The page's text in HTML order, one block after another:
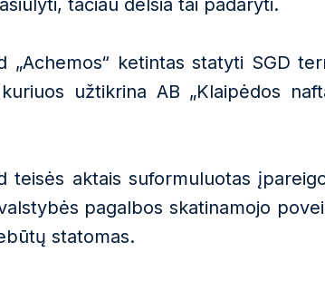
tačiau delsia tai padaryti.
„Achemos“ ketintas statyti SGD
užtikrina AB „Klaipėdos
teisės aktais suformuluotas
pagalbos skatinamojo
statomas.